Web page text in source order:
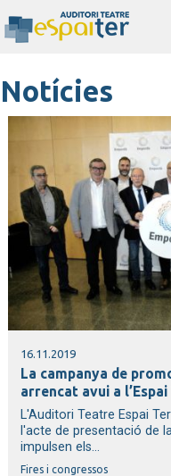
Notícies
16.11.2019
La campanya de
arrencat avui a
L'Auditori Teatre Espai
l'acte de presentació de
impulsen els...
Fires i congressos